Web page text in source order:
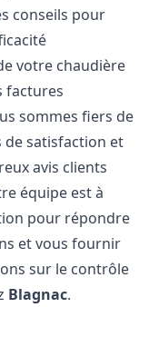
conseils pour
votre chaudière
factures
sommes fiers de
de satisfaction et
avis clients
équipe est à
pour répondre
et vous fournir
sur le contrôle
Blagnac.